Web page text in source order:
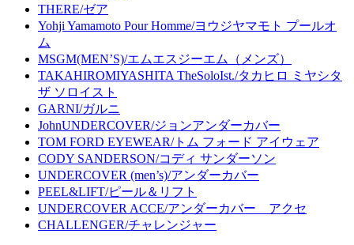
THERE/ゼア
Yohji Yamamoto Pour Homme/ヨウジヤマモト プールオ
ム
MSGM(MEN’S)/エムエスジーエム（メンズ）
TAKAHIROMIYASHITA TheSoloIst./タカヒロ ミヤシタ
ザ ソロイスト
GARNI/ガルニ
JohnUNDERCOVER/ジョンアンダーカバー
TOM FORD EYEWEAR/トム フォード アイウェア
CODY SANDERSON/コディ サンダーソン
UNDERCOVER (men’s)/アンダーカバー
PEEL&LIFT/ピール＆リフト
UNDERCOVER ACCE/アンダーカバー アクセ
CHALLENGER/チャレンジャー